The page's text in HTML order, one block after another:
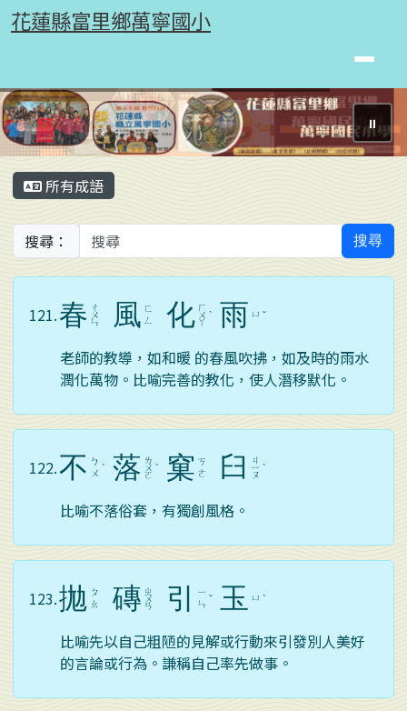
跳至主內容區
花蓮縣富里鄉萬寧國小
花蓮縣富里鄉萬寧國小
⏸
主內容區域
所有成語
搜尋： 搜尋
121.春 ㄔ
ㄨ
ㄣ 風 ㄈ
ㄥ
化 ㄏ
ㄨ
ㄚ
ˋ 雨 ㄩ ˇ
老師的教導，如和暖 的春風吹拂，如及時的雨水
潤化萬物。比喻完善的教化，使人潛移默化。
122.不 ㄅ
ㄨ ˋ 落 ㄌ
ㄨ
ㄛ
ˋ 窠 ㄎ
ㄜ
臼 ㄐ
ㄧ
ㄡ
ˋ
比喻不落俗套，有獨創風格。
123.拋 ㄆ
ㄠ
磚 ㄓ
ㄨ
ㄢ 引
ㄧ
ㄣ ˇ 玉 ㄩ ˋ
比喻先以自己粗陋的見解或行動來引發別人美好
的言論或行為。謙稱自己率先做事。
頁尾區域